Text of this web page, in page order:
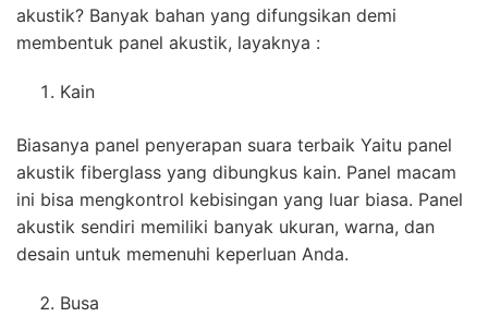
akustik? Banyak bahan yang difungsikan demi
membentuk panel akustik, layaknya :
Kain
Biasanya panel penyerapan suara terbaik Yaitu panel
akustik fiberglass yang dibungkus kain. Panel macam
ini bisa mengkontrol kebisingan yang luar biasa. Panel
akustik sendiri memiliki banyak ukuran, warna, dan
desain untuk memenuhi keperluan Anda.
Busa